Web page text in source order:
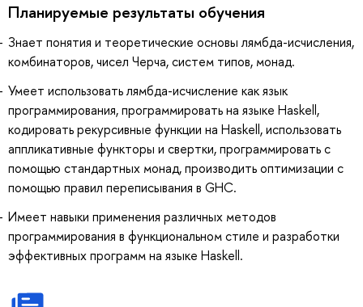
Планируемые результаты обучения
Знает понятия и теоретические основы лямбда-исчисления,
комбинаторов, чисел Черча, систем типов, монад.
Умеет использовать лямбда-исчисление как язык
программирования, программировать на языке Haskell,
кодировать рекурсивные функции на Haskell, использовать
аппликативные функторы и свертки, программировать с
помощью стандартных монад, производить оптимизации с
помощью правил переписывания в GHC.
Имеет навыки применения различных методов
программирования в функциональном стиле и разработки
эффективных программ на языке Haskell.